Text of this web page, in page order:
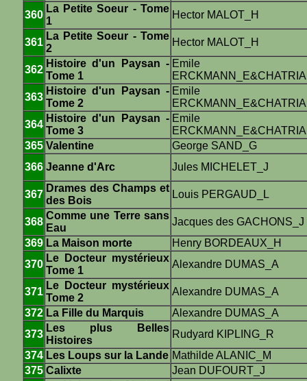
360
La Petite Soeur - Tome
1
Hector MALOT_H
361
La Petite Soeur - Tome
2
Hector MALOT_H
362
Histoire d'un Paysan -
Tome 1
Emile
363
Histoire d'un Paysan -
Tome 2
Emile
364
Histoire d'un Paysan -
Tome 3
Emile
365 Valentine
George SAND_G
366 Jeanne d'Arc Jules MICHELET_J
367
Drames des Champs et
des Bois
Louis PERGAUD_L
368
Comme une Terre sans
Eau
Jacques des GACHONS_J
369 La Maison morte
Henry BORDEAUX_H
370
Le Docteur mystérieux
Tome 1
Alexandre DUMAS_A
371
Le Docteur mystérieux
Tome 2
Alexandre DUMAS_A
372 La Fille du Marquis
Alexandre DUMAS_A
373
Les plus Belles
Histoires
Rudyard KIPLING_R
374 Les Loups sur la Lande Mathilde ALANIC_M
375 Calixte
Jean DUFOURT_J